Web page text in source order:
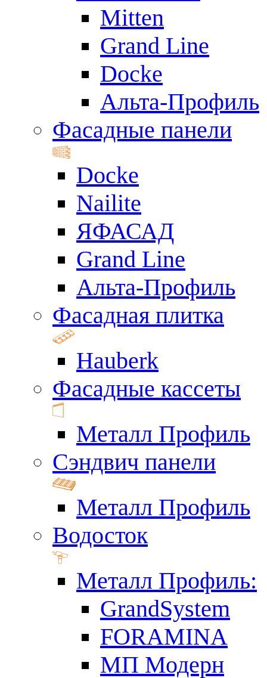
Mitten
Grand Line
Docke
Альта-Профиль
Фасадные панели
Docke
Nailite
ЯФАСАД
Grand Line
Альта-Профиль
Фасадная плитка
Hauberk
Фасадные кассеты
Металл Профиль
Сэндвич панели
Металл Профиль
Водосток
Металл Профиль:
GrandSystem
FORAMINA
МП Модерн